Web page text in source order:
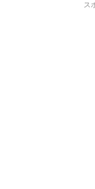
ス